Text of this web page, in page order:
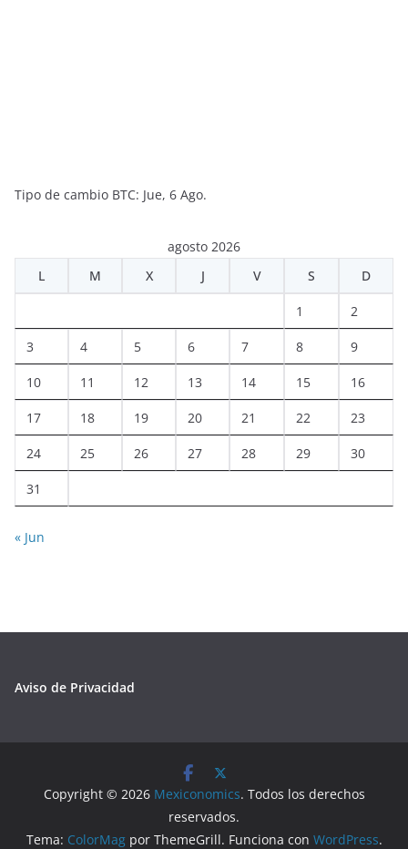
Tipo de cambio BTC: Jue, 6 Ago.
agosto 2026
L
M X J V S D
1 2
3 4 5 6 7 8 9
10 11 12 13 14 15 16
17 18 19 20 21 22 23
24 25 26 27 28 29 30
31
« Jun
Aviso de Privacidad
Copyright © 2026 Mexiconomics. Todos los derechos
reservados.
Tema: ColorMagpor ThemeGrill. Funciona con WordPress.